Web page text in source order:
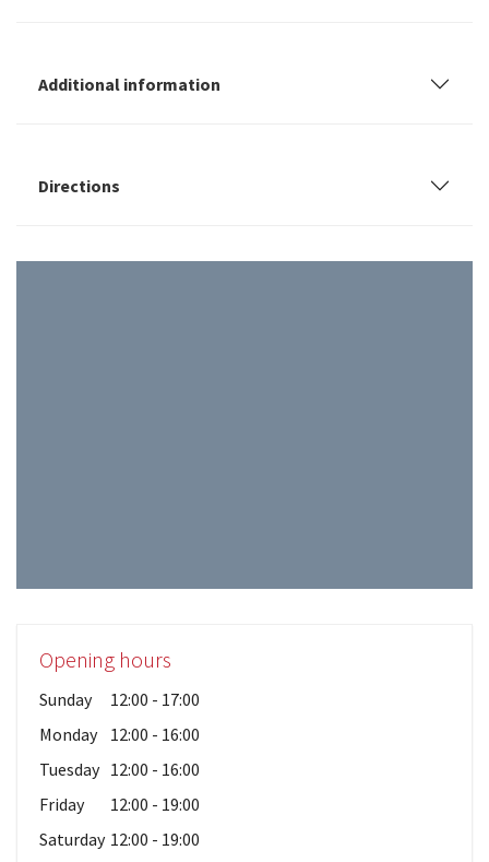
Additional information
Directions
Opening hours
Sunday
12:00 - 17:00
Monday
12:00 - 16:00
Tuesday 12:00 - 16:00
Friday
12:00 - 19:00
Saturday 12:00 - 19:00